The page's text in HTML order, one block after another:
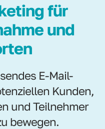
für
und
E-Mail-
Kunden,
und Teilnehmer
bewegen.